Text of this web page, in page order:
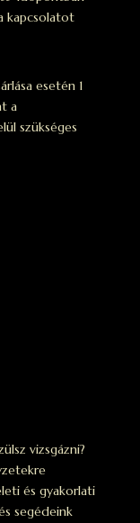
kapcsolatot
esetén 1
a
szükséges
vizsgázni?
és gyakorlati
segédeink